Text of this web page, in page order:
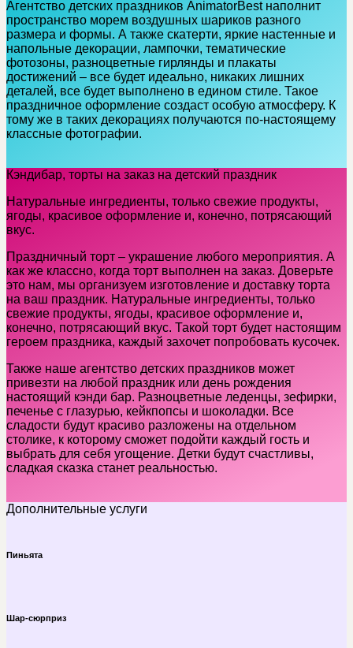
Агентство детских праздников AnimatorBest наполнит
пространство морем воздушных шариков разного
размера и формы. А также скатерти, яркие настенные и
напольные декорации, лампочки, тематические
фотозоны, разноцветные гирлянды и плакаты
достижений – все будет идеально, никаких лишних
деталей, все будет выполнено в едином стиле. Такое
праздничное оформление создаст особую атмосферу. К
тому же в таких декорациях получаются по-настоящему
классные фотографии.
Кэндибар, торты на заказ на детский праздник
Натуральные ингредиенты, только свежие продукты,
ягоды, красивое оформление и, конечно, потрясающий
вкус.
Праздничный торт – украшение любого мероприятия. А
как же классно, когда торт выполнен на заказ. Доверьте
это нам, мы организуем изготовление и доставку торта
на ваш праздник. Натуральные ингредиенты, только
свежие продукты, ягоды, красивое оформление и,
конечно, потрясающий вкус. Такой торт будет настоящим
героем праздника, каждый захочет попробовать кусочек.
Также наше агентство детских праздников может
привезти на любой праздник или день рождения
настоящий кэнди бар. Разноцветные леденцы, зефирки,
печенье с глазурью, кейкпопсы и шоколадки. Все
сладости будут красиво разложены на отдельном
столике, к которому сможет подойти каждый гость и
выбрать для себя угощение. Детки будут счастливы,
сладкая сказка станет реальностью.
Дополнительные услуги
Пиньята
Шар-сюрприз